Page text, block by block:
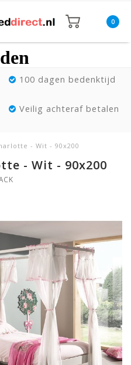
0
100 dagen bedenktijd
Veilig achteraf betalen
- Wit - 90x200
- Wit - 90x200